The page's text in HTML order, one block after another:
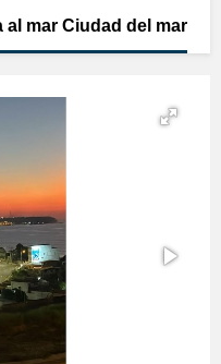
al mar Ciudad del mar